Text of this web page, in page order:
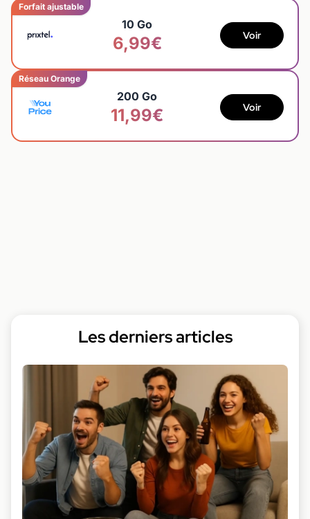
Forfait ajustable
10 Go
6,99€ Voir
Réseau Orange
200 Go
11,99€ Voir
Les derniers articles